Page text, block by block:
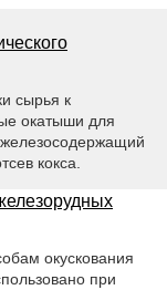
сырья к
окатыши для
железосодержащий
кокса.
окускования
при